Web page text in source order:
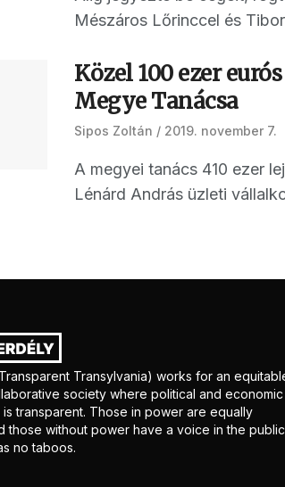
Mészáros Lőrinccel és
Közel 100 ezer
Megye Tanácsa
Sipos Zoltán 2019. november 7.
A megyei tanács 410 ezer
Lénárd András üzleti
Transylvania) works for an
society where political and economic
transparent. Those in power are equally
those without power have a voice in the public
no taboos.